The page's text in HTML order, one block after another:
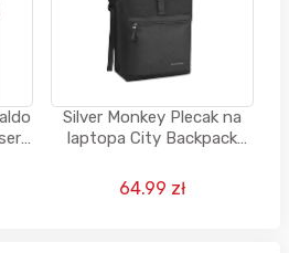
Silver Monkey Plecak na
laptopa City Backpack
64.99 zł